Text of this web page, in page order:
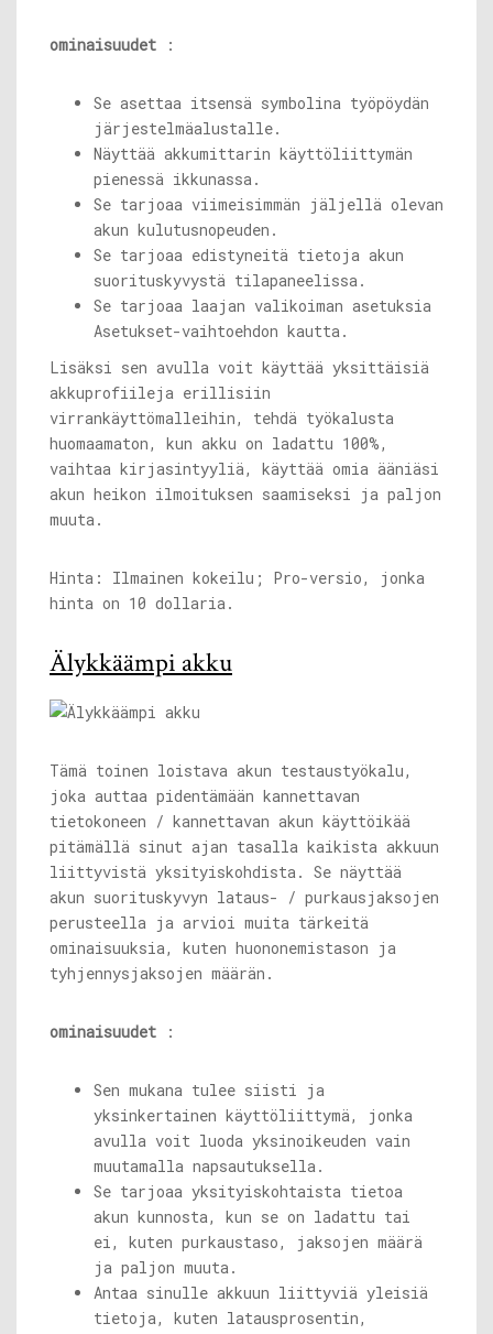
ominaisuudet :
Se asettaa itsensä symbolina työpöydän
järjestelmäalustalle.
Näyttää akkumittarin käyttöliittymän
pienessä ikkunassa.
Se tarjoaa viimeisimmän jäljellä olevan
akun kulutusnopeuden.
Se tarjoaa edistyneitä tietoja akun
suorituskyvystä tilapaneelissa.
Se tarjoaa laajan valikoiman asetuksia
Asetukset-vaihtoehdon kautta.
Lisäksi sen avulla voit käyttää yksittäisiä
akkuprofiileja erillisiin
virrankäyttömalleihin, tehdä työkalusta
huomaamaton, kun akku on ladattu 100%,
vaihtaa kirjasintyyliä, käyttää omia ääniäsi
akun heikon ilmoituksen saamiseksi ja paljon
muuta.
Hinta: Ilmainen kokeilu; Pro-versio, jonka
hinta on 10 dollaria.
Älykkäämpi akku
Tämä toinen loistava akun testaustyökalu,
joka auttaa pidentämään kannettavan
tietokoneen / kannettavan akun käyttöikää
pitämällä sinut ajan tasalla kaikista akkuun
liittyvistä yksityiskohdista. Se näyttää
akun suorituskyvyn lataus- / purkausjaksojen
perusteella ja arvioi muita tärkeitä
ominaisuuksia, kuten huononemistason ja
tyhjennysjaksojen määrän.
ominaisuudet :
Sen mukana tulee siisti ja
yksinkertainen käyttöliittymä, jonka
avulla voit luoda yksinoikeuden vain
muutamalla napsautuksella.
Se tarjoaa yksityiskohtaista tietoa
akun kunnosta, kun se on ladattu tai
ei, kuten purkaustaso, jaksojen määrä
ja paljon muuta.
Antaa sinulle akkuun liittyviä yleisiä
tietoja, kuten latausprosentin,